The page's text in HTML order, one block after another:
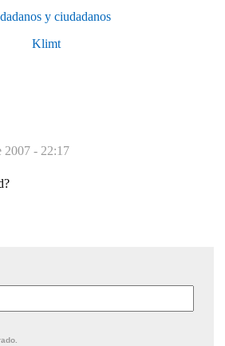
y ciudadanos
Klimt
2007 - 22:17